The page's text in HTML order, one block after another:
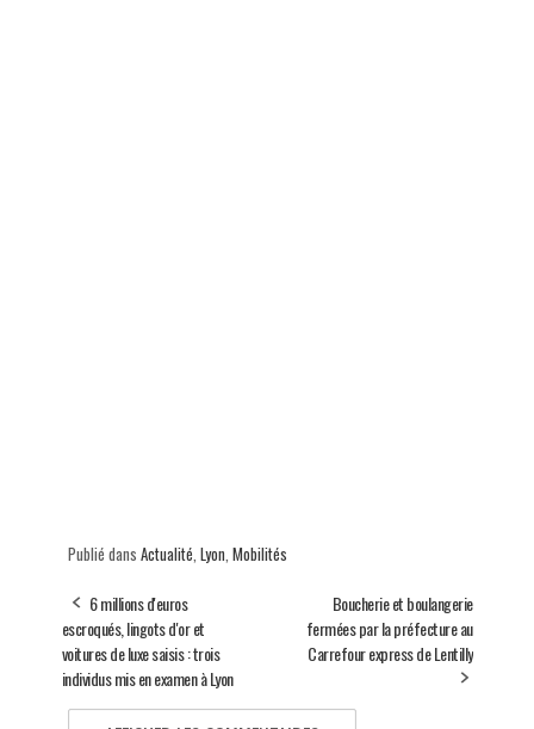
Publié dans Actualité Lyon Mobilités
6 millions d'euros
escroqués, lingots d'or et
voitures de luxe saisis : trois
individus mis en examen à Lyon
Boucherie et boulangerie
fermées par la préfecture au
Carrefour express de Lentilly